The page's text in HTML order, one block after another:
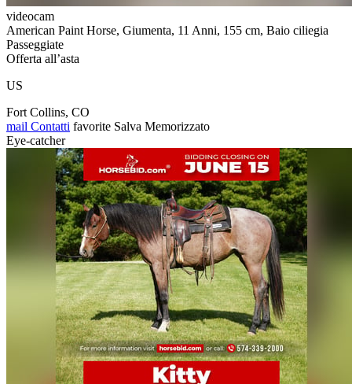
videocam
American Paint Horse, Giumenta, 11 Anni, 155 cm, Baio ciliegia
Passeggiate
Offerta all’asta
US
Fort Collins, CO
mail Contatti favorite Salva Memorizzato
Eye-catcher